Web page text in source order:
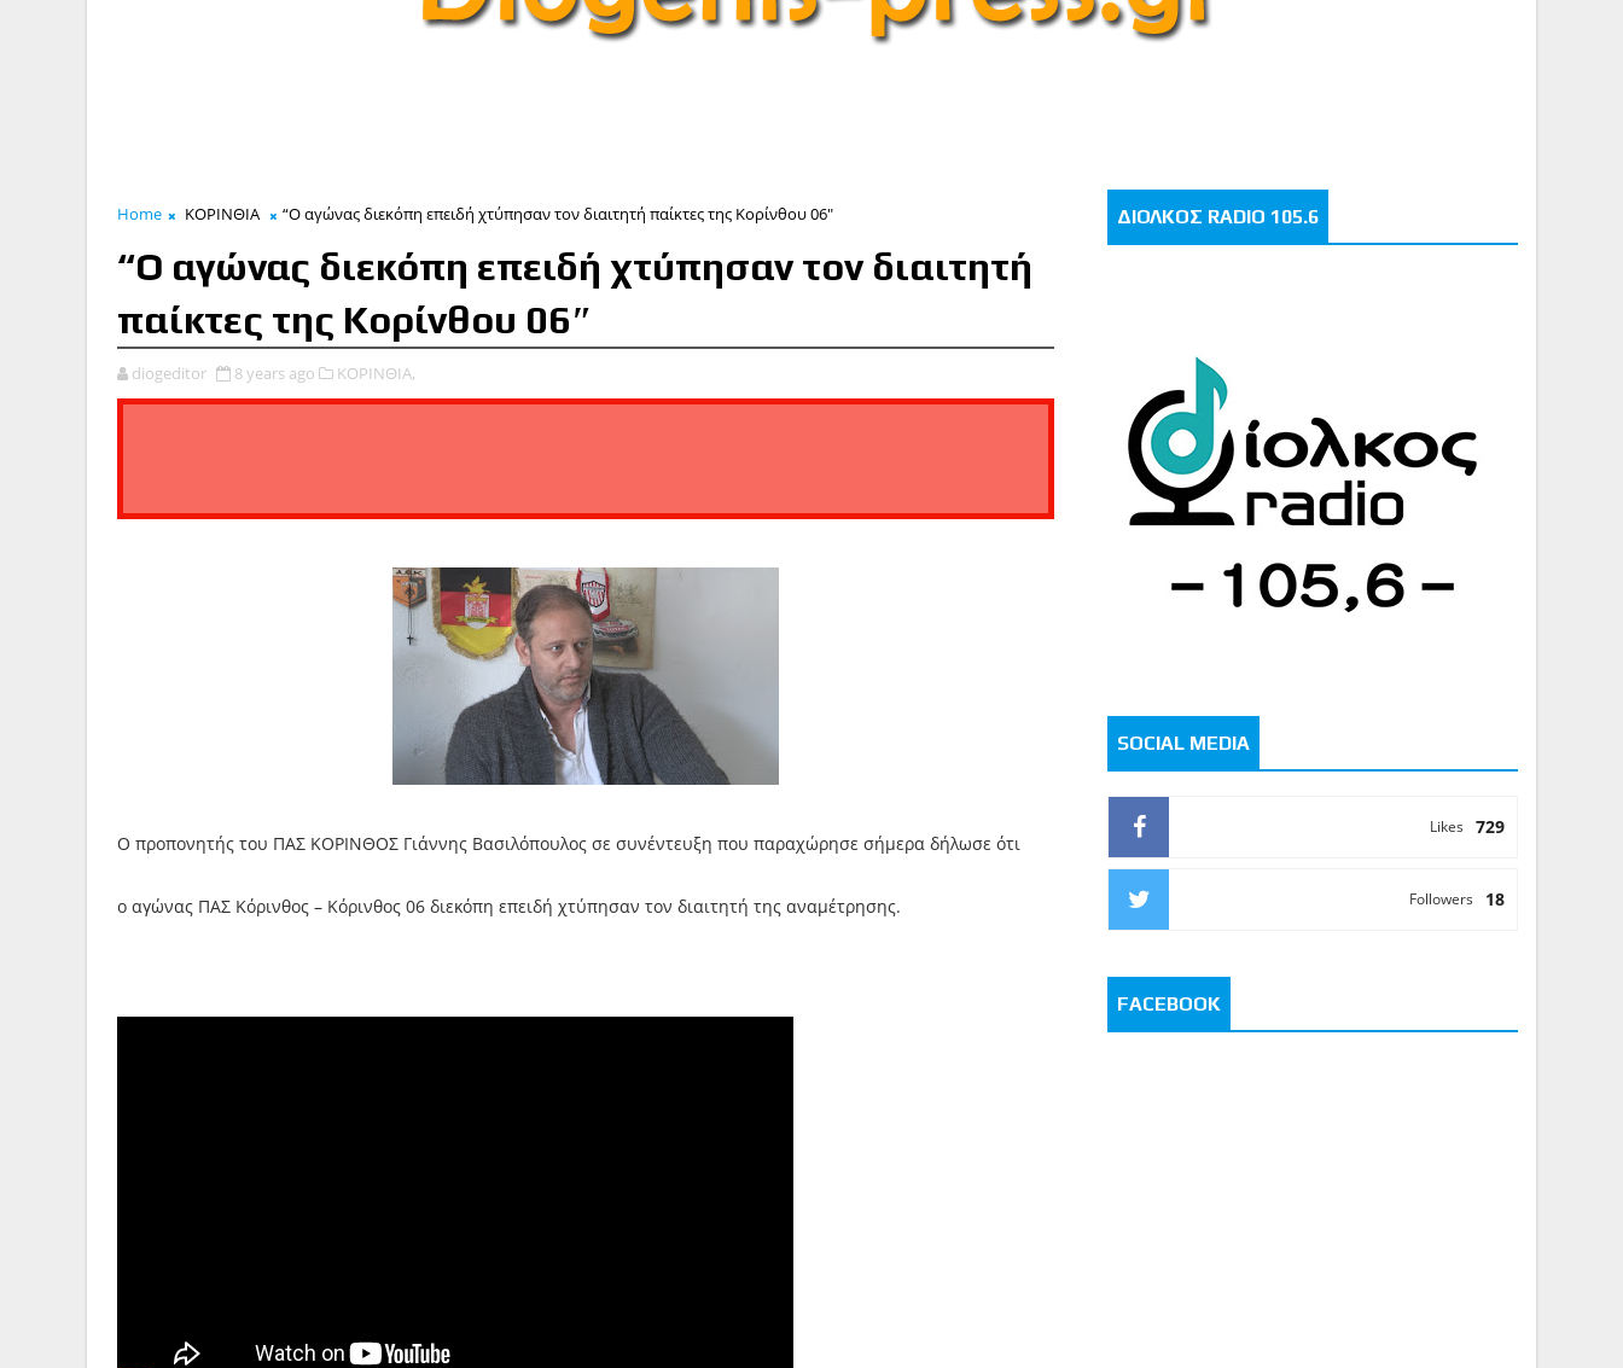
Home ΚΟΡΙΝΘΙΑ “O αγώνας διεκόπη επειδή χτύπησαν τον διαιτητή παίκτες της Κορίνθου 06″
“O αγώνας διεκόπη επειδή χτύπησαν τον διαιτητή
παίκτες της Κορίνθου 06″
diogeditor 8 years ago ΚΟΡΙΝΘΙΑ,
Ο προπονητής του ΠΑΣ ΚΟΡΙΝΘΟΣ Γιάννης Βασιλόπουλος σε συνέντευξη που παραχώρησε σήμερα δήλωσε ότι
o αγώνας ΠΑΣ Κόρινθος – Κόρινθος 06 διεκόπη επειδή χτύπησαν τον διαιτητή της αναμέτρησης.
ΔΙΟΛΚΟΣ RADIO 105.6
SOCIAL MEDIA
729
Likes
18
Followers
FACEBOOK